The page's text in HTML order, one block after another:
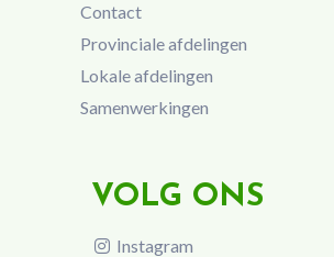
Contact
Provinciale afdelingen
Lokale afdelingen
Samenwerkingen
VOLG ONS
Instagram